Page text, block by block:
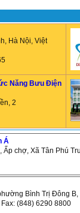
Hà Nội, Việt
Năng Bưu Điện
2
Á
chợ, Xã Tân Phú
Bình Trị Đông B,
(848) 6290 8800